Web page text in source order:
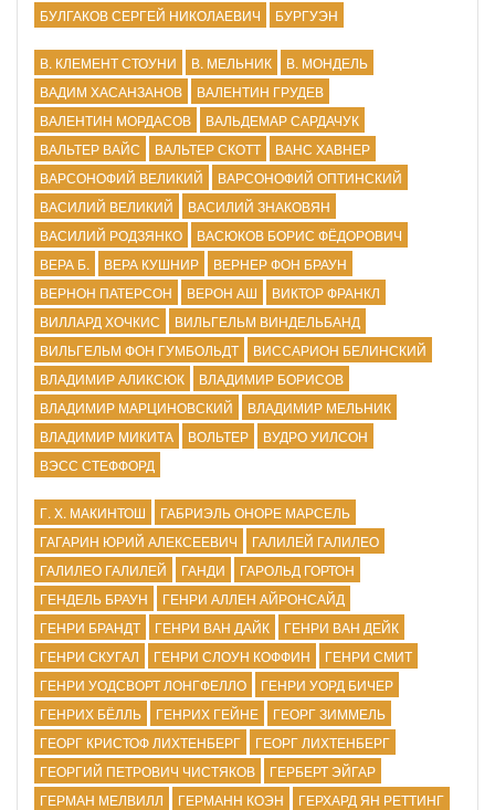
БУЛГАКОВ СЕРГЕЙ НИКОЛАЕВИЧ
БУРГУЭН
В. КЛЕМЕНТ СТОУНИ В. МЕЛЬНИК
В. МОНДЕЛЬ
ВАДИМ ХАСАНЗАНОВ
ВАЛЕНТИН ГРУДЕВ
ВАЛЕНТИН МОРДАСОВ
ВАЛЬДЕМАР САРДАЧУК
ВАЛЬТЕР ВАЙС
ВАЛЬТЕР СКОТТ
ВАНС ХАВНЕР
ВАРСОНОФИЙ ВЕЛИКИЙ
ВАРСОНОФИЙ ОПТИНСКИЙ
ВАСИЛИЙ ВЕЛИКИЙ
ВАСИЛИЙ ЗНАКОВЯН
ВАСИЛИЙ РОДЗЯНКО
ВАСЮКОВ БОРИС ФЁДОРОВИЧ
ВЕРА Б.
ВЕРА КУШНИР
ВЕРНЕР ФОН БРАУН
ВЕРНОН ПАТЕРСОН
ВЕРОН АШ
ВИКТОР ФРАНКЛ
ВИЛЛАРД ХОЧКИС
ВИЛЬГЕЛЬМ ВИНДЕЛЬБАНД
ВИЛЬГЕЛЬМ ФОН ГУМБОЛЬДТ
ВИССАРИОН БЕЛИНСКИЙ
ВЛАДИМИР АЛИКСЮК
ВЛАДИМИР БОРИСОВ
ВЛАДИМИР МАРЦИНОВСКИЙ
ВЛАДИМИР МЕЛЬНИК
ВЛАДИМИР МИКИТА
ВОЛЬТЕР
ВУДРО УИЛСОН
ВЭСС СТЕФФОРД
Г. Х. МАКИНТОШ
ГАБРИЭЛЬ ОНОРЕ МАРСЕЛЬ
ГАГАРИН ЮРИЙ АЛЕКСЕЕВИЧ
ГАЛИЛЕЙ ГАЛИЛЕО
ГАЛИЛЕО ГАЛИЛЕЙ
ГАНДИ
ГАРОЛЬД ГОРТОН
ГЕНДЕЛЬ БРАУН
ГЕНРИ АЛЛЕН АЙРОНСАЙД
ГЕНРИ БРАНДТ
ГЕНРИ ВАН ДАЙК
ГЕНРИ ВАН ДЕЙК
ГЕНРИ СКУГАЛ
ГЕНРИ СЛОУН КОФФИН
ГЕНРИ СМИТ
ГЕНРИ УОДСВОРТ ЛОНГФЕЛЛО
ГЕНРИ УОРД БИЧЕР
ГЕНРИХ БЁЛЛЬ
ГЕНРИХ ГЕЙНЕ
ГЕОРГ ЗИММЕЛЬ
ГЕОРГ КРИСТОФ ЛИХТЕНБЕРГ
ГЕОРГ ЛИХТЕНБЕРГ
ГЕОРГИЙ ПЕТРОВИЧ ЧИСТЯКОВ
ГЕРБЕРТ ЭЙГАР
ГЕРМАН МЕЛВИЛЛ
ГЕРМАНН КОЭН
ГЕРХАРД ЯН РЕТТИНГ